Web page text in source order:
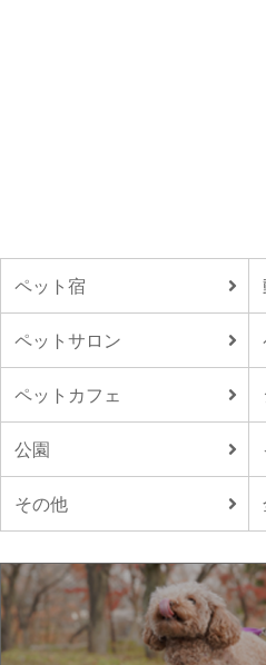
ペット宿
ペットサロン
ペットカフェ
公園
その他